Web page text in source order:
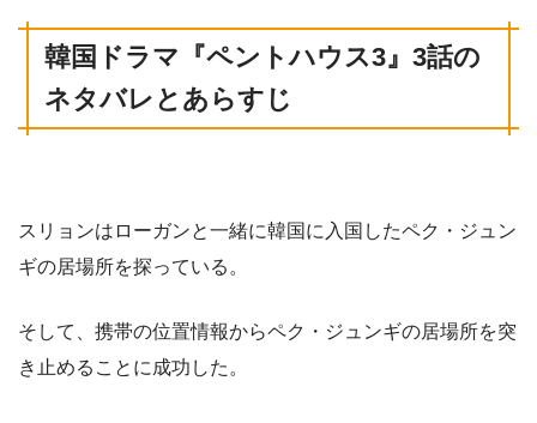
韓国ドラマ 『ペントハウス3』3話の
ネタバレとあらすじ
スリョンはローガンと一緒に韓国に入国したペク・ジュン
ギの居場所を探っている。
そして、携帯の位置情報からペク・ジュンギの居場所を突
き止めることに成功した。